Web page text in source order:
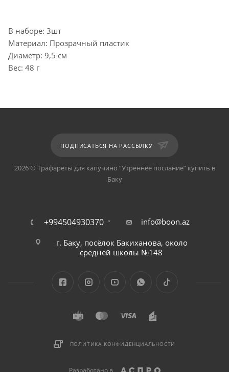
В наборе: 3шт
Материал: Прозрачный пластик
Диаметр: 9,5 см
Вес: 48 г
ПОДПИСАТЬСЯ НА РАССЫЛКУ
2026 © Трафареты для капучино “Утреннее послание” купить в
Баку
+994504930370 info@boon.az
г. Баку, посёлок Бакиханова, около
средней школы №148
ПОЛИТИКА КОНФИДЕНЦИАЛЬНОСТИ